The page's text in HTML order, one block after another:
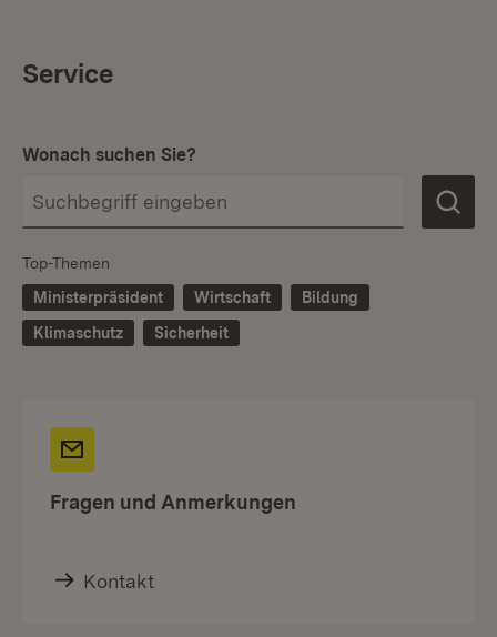
Service
Wonach suchen Sie?
Top-Themen
Ministerpräsident
Wirtschaft
Bildung
Klimaschutz
Sicherheit
Fragen und Anmerkungen
Kontakt